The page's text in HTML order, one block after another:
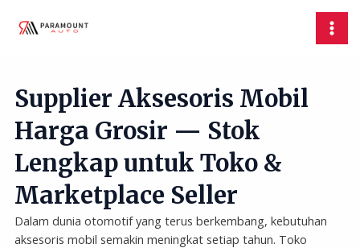
Supplier Aksesoris Mobil
Harga Grosir — Stok
Lengkap untuk Toko &
Marketplace Seller
Dalam dunia otomotif yang terus berkembang, kebutuhan
aksesoris mobil semakin meningkat setiap tahun. Toko